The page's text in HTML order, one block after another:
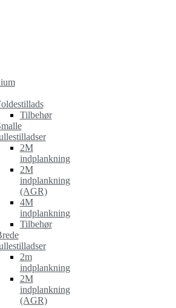
Tilbehør
2M
indplankning
2M
indplankning
(AGR)
4M
indplankning
Tilbehør
2m
indplankning
2M
indplankning
(AGR)